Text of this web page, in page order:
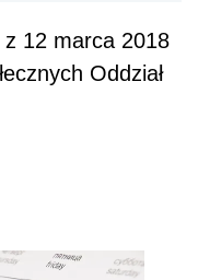
z 12 marca 2018
Oddział